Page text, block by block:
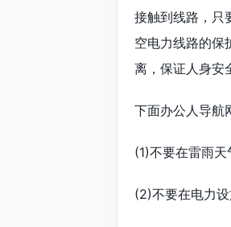
接触到线路，只
空电力线路的保
离，保证人身安
下面办公人导航
(1)不要在雷雨天
(2)不要在电力